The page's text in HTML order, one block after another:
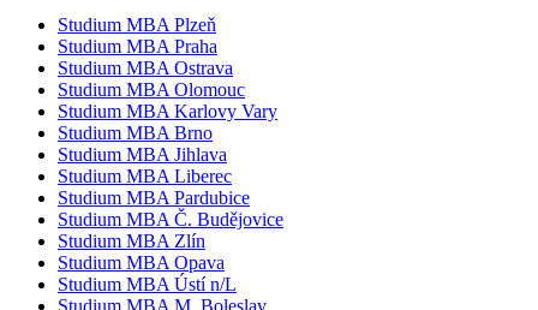
Studium MBA Plzeň
Studium MBA Praha
Studium MBA Ostrava
Studium MBA Olomouc
Studium MBA Karlovy Vary
Studium MBA Brno
Studium MBA Jihlava
Studium MBA Liberec
Studium MBA Pardubice
Studium MBA Č. Budějovice
Studium MBA Zlín
Studium MBA Opava
Studium MBA Ústí n/L
Studium MBA M. Boleslav